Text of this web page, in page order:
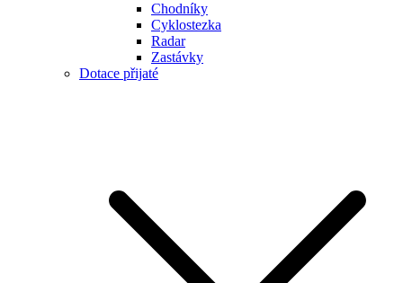
Chodníky
Cyklostezka
Radar
Zastávky
Dotace přijaté